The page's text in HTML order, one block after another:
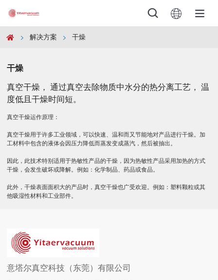
产品
解决方案
服务与支持 
下载
公司 
新闻
联系


  
  解决方案  干燥
干燥
真空干燥， 通过真空去除物质中水分的热分离工艺， 温
度低且干燥时间短。
真空干燥运作原理：
真空干燥用于许多工业领域，可以快速、温和而又节能地对产品进行干燥。加
工材料中包含的液体会因压力降低而蒸发变成蒸汽，然后被抽出。
因此，此技术特别适用于热敏性产品的干燥，因为热敏性产品采用加热的方式
干燥，会发生破坏或降解。例如：化学制品、药品或食品。
此外，干燥表面面积大的产品时，真空干燥也广受欢迎。例如：塑料颗粒或其
他吸湿性材料和工业部件。
意塔尔真空科技（东莞）有限公司